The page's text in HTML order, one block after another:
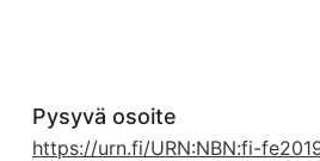
Pysyvä osoite
https://urn.fi/URN:NBN:fi-